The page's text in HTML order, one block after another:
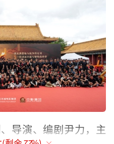
导演、编剧尹力，主